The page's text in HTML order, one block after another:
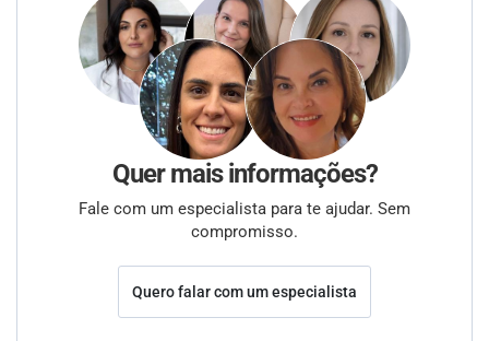
Quer mais informações?
Fale com um especialista para te ajudar. Sem
compromisso.
Quero falar com um especialista